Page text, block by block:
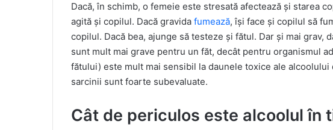
Dacă, în schimb, o femeie este stresată afectează și starea
agită și copilul. Dacă gravida fumează, își face și copilul să
copilul. Dacă bea, ajunge să testeze și fătul. Dar și mai grav,
sunt mult mai grave pentru un făt, decât pentru organismul
fătului) este mult mai sensibil la daunele toxice ale
sarcinii sunt foarte subevaluate.
Cât de periculos este alcoolul în